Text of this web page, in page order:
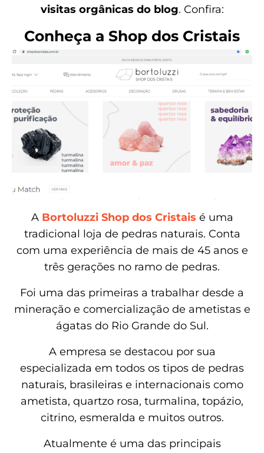
visitas orgânicas do blog. Confira:
Conheça a Shop dos Cristais
A Bortoluzzi Shop dos Cristais é uma
tradicional loja de pedras naturais. Conta
com uma experiência de mais de 45 anos e
três gerações no ramo de pedras.
Foi uma das primeiras a trabalhar desde a
mineração e comercialização de ametistas e
ágatas do Rio Grande do Sul.
A empresa se destacou por sua
especializada em todos os tipos de pedras
naturais, brasileiras e internacionais como
ametista, quartzo rosa, turmalina, topázio,
citrino, esmeralda e muitos outros.
Atualmente é uma das principais